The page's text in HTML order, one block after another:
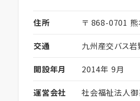
住所
〒 868-0701
交通
九州産交バス岩
開設年月
2014年 9月
運営会社
社会福祉法人